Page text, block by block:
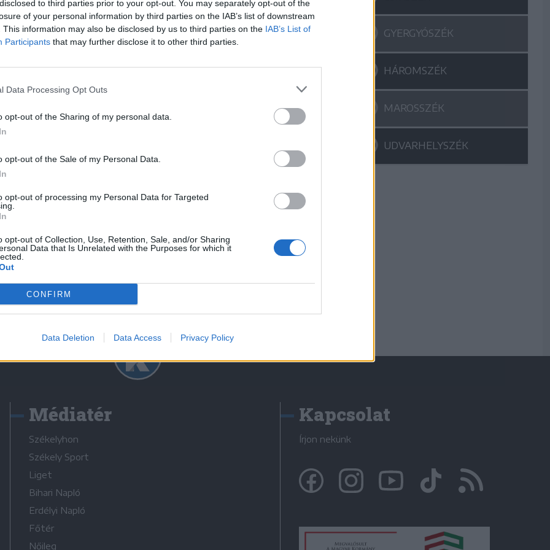
to third parties prior to your opt-out. You may separately opt-out of the
of your personal information by third parties on the IAB’s list of downstream
This information may also be disclosed by us to third parties on the IAB’s List of
Participants that may further disclose it to other third parties.
Data Processing Opt Outs
opt-out of the Sharing of my personal data.
opt-out of the Sale of my Personal Data.
opt-out of processing my Personal Data for Targeted
opt-out of Collection, Use, Retention, Sale, and/or Sharing
Data that Is Unrelated with the Purposes for which it
CONFIRM
Data Deletion Data Access Privacy Policy
a KEGYES-t, a Kárpátaljai
segíti. A kampány rész
egy
is.
GYERGYÓSZÉK
HÁROMSZÉK
MAROSSZÉK
UDVARHELYSZÉK
betöltése
Médiatér
Székelyhon
Székely Sport
Liget
Bihari Napló
Erdélyi Napló
Főtér
Nőileg
Kapcsolat
Írjon nekünk